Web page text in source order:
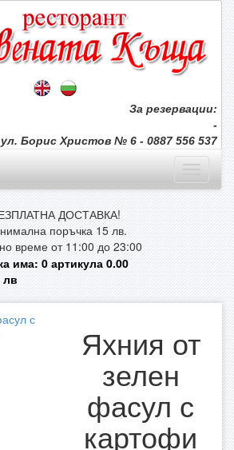
За резервации:
-
ул. Борис Христов № 6 - 0887 556 537
ДОСТАВКА!
поръчка 15 лв.
време от 11:00 до 23:00
има:0артикула0.00
лв
Яхния от
зелен
фасул с
картофи